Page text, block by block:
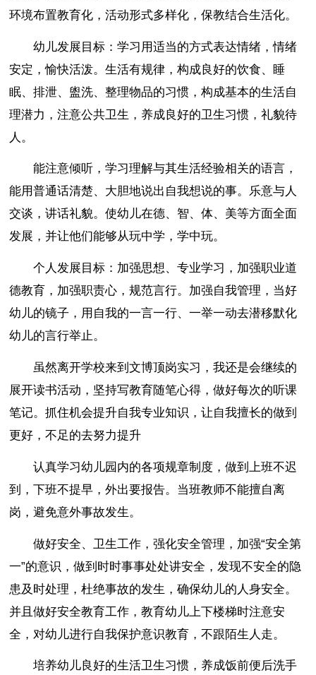
环境布置教育化，活动形式多样化，保教结合生活化。
幼儿发展目标：学习用适当的方式表达情绪，情绪
安定，愉快活泼。生活有规律，构成良好的饮食、睡
眠、排泄、盥洗、整理物品的习惯，构成基本的生活自
理潜力，注意公共卫生，养成良好的卫生习惯，礼貌待
人。
能注意倾听，学习理解与其生活经验相关的语言，
能用普通话清楚、大胆地说出自我想说的事。乐意与人
交谈，讲话礼貌。使幼儿在德、智、体、美等方面全面
发展，并让他们能够从玩中学，学中玩。
个人发展目标：加强思想、专业学习，加强职业道
德教育，加强职责心，规范言行。加强自我管理，当好
幼儿的镜子，用自我的一言一行、一举一动去潜移默化
幼儿的言行举止。
虽然离开学校来到文博顶岗实习，我还是会继续的
展开读书活动，坚持写教育随笔心得，做好每次的听课
笔记。抓住机会提升自我专业知识，让自我擅长的做到
更好，不足的去努力提升
认真学习幼儿园内的各项规章制度，做到上班不迟
到，下班不提早，外出要报告。当班教师不能擅自离
岗，避免意外事故发生。
做好安全、卫生工作，强化安全管理，加强“安全第
一”的意识，做到时时事事处处讲安全，发现不安全的隐
患及时处理，杜绝事故的发生，确保幼儿的人身安全。
并且做好安全教育工作，教育幼儿上下楼梯时注意安
全，对幼儿进行自我保护意识教育，不跟陌生人走。
培养幼儿良好的生活卫生习惯，养成饭前便后洗手